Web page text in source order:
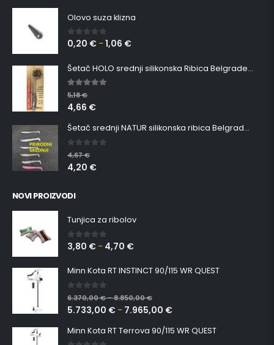
Olovo suza klizna
0 out of 5
0,20 € –1,06 €
Šetač HOLO srednji silikonska Ribica Belgrade Walker
5.00out of 5
5,18€
4,66 €
Šetač srednji NATUR silikonska ribica Belgrade Walker
0 out of 5
4,67€
4,20 €
NOVI PROIZVODI
Tunjica za ribolov
0 out of 5
3,80 € – 4,70 €
Minn Kota RT INSTINCT 90/115 WR QUEST
0 out of 5
6.370,00€–8.850,00€
5.733,00 € – 7.965,00 €
Minn Kota RT Terrova 90/115 WR QUEST